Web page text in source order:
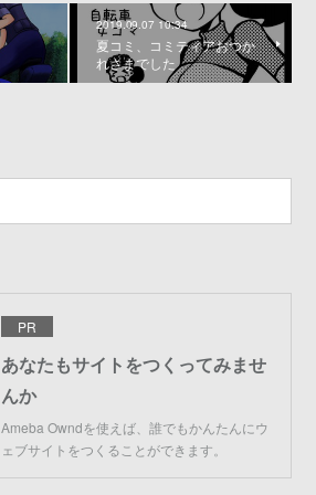
2019.09.07 10:34
夏コミ、コミティアおつか
れさまでした
PR
あなたもサイトをつくってみませ
んか
Ameba Owndを使えば、誰でもかんたんにウ
ェブサイトをつくることができます。